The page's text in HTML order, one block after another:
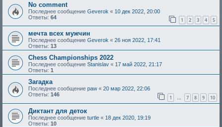
No comment
Последнее сообщение Geverok « 10 дек 2022, 20:00
Ответы: 64 1 2 3 4 5
мечта всех мужчин
Последнее сообщение Geverok « 26 ноя 2022, 17:41
Ответы: 13
Chess Championships 2022
Последнее сообщение Stanislav « 17 май 2022, 21:17
Ответы: 1
Загадка
Последнее сообщение paw « 20 мар 2022, 22:06
Ответы: 146 1 … 7 8 9 10
Диктант для деток
Последнее сообщение turtle « 18 дек 2020, 19:19
Ответы: 10